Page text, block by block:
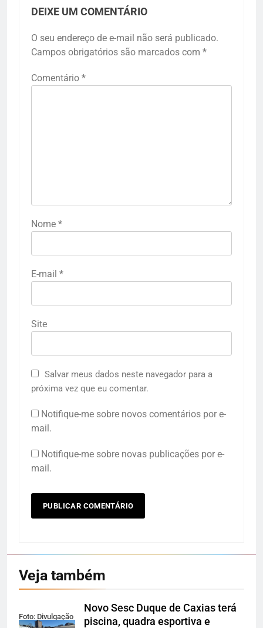
DEIXE UM COMENTÁRIO
O seu endereço de e-mail não será publicado.
Campos obrigatórios são marcados com *
Comentário *
Nome *
E-mail *
Site
Salvar meus dados neste navegador para a
próxima vez que eu comentar.
Notifique-me sobre novos comentários por e-
mail.
Notifique-me sobre novas publicações por e-
mail.
Veja também
Foto: Divulgação
Novo Sesc Duque de Caxias terá
piscina, quadra esportiva e